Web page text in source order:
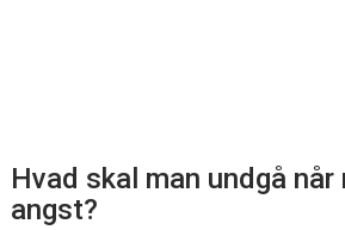
Hvad skal man undgå når
angst?